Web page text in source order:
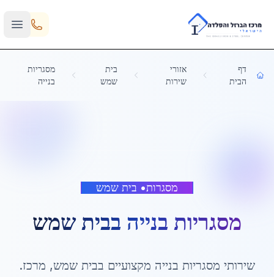
Skip to main content
דף
הבית
אזורי
שירות
בית
שמש
מסגריות
בנייה
מסגרות• בית שמש
מסגריות בנייה בבית שמש
שירותי מסגריות בנייה מקצועיים בבית שמש, מרכז.